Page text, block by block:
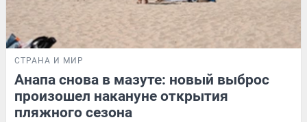
СТРАНА И МИР
Анапа снова в мазуте: новый выброс
произошел накануне открытия
пляжного сезона